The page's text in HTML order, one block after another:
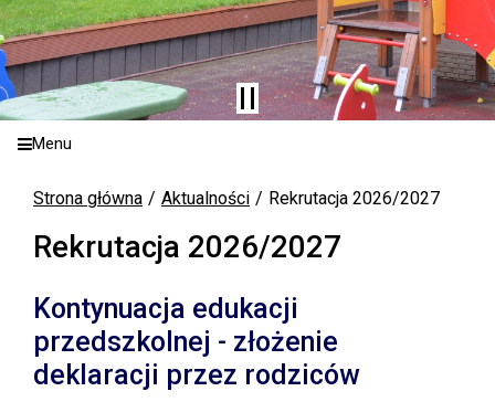
Menu
Strona główna Aktualności Rekrutacja 2026/2027
Rekrutacja 2026/2027
Kontynuacja edukacji
przedszkolnej - złożenie
deklaracji przez rodziców